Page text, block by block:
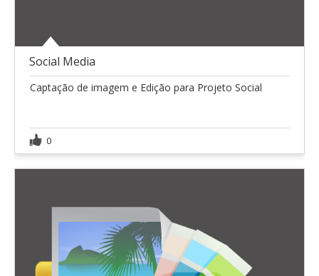
Social Media
Captação de imagem e Edição para Projeto Social
0